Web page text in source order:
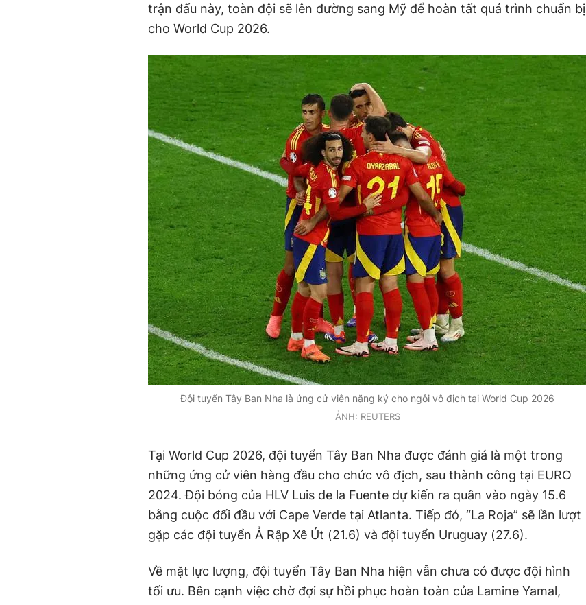
trận đấu này, toàn đội sẽ lên đường sang Mỹ để hoàn tất quá trình chuẩn bị
cho World Cup 2026.
Đội tuyển Tây Ban Nha là ứng cử viên nặng ký cho ngôi vô địch tại World Cup 2026
ẢNH: REUTERS
Tại World Cup 2026, đội tuyển Tây Ban Nha được đánh giá là một trong
những ứng cử viên hàng đầu cho chức vô địch, sau thành công tại EURO
2024. Đội bóng của HLV Luis de la Fuente dự kiến ra quân vào ngày 15.6
bằng cuộc đối đầu với Cape Verde tại Atlanta. Tiếp đó, “La Roja” sẽ lần lượt
gặp các đội tuyển Ả Rập Xê Út (21.6) và đội tuyển Uruguay (27.6).
Về mặt lực lượng, đội tuyển Tây Ban Nha hiện vẫn chưa có được đội hình
tối ưu. Bên cạnh việc chờ đợi sự hồi phục hoàn toàn của Lamine Yamal,